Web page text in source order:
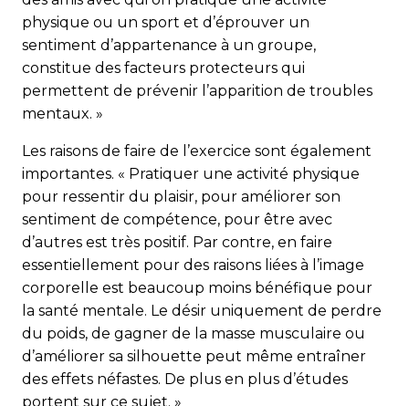
physique ou un sport et d’éprouver un
sentiment d’appartenance à un groupe,
constitue des facteurs protecteurs qui
permettent de prévenir l’apparition de troubles
mentaux. »
Les raisons de faire de l’exercice sont également
importantes. « Pratiquer une activité physique
pour ressentir du plaisir, pour améliorer son
sentiment de compétence, pour être avec
d’autres est très positif. Par contre, en faire
essentiellement pour des raisons liées à l’image
corporelle est beaucoup moins bénéfique pour
la santé mentale. Le désir uniquement de perdre
du poids, de gagner de la masse musculaire ou
d’améliorer sa silhouette peut même entraîner
des effets néfastes. De plus en plus d’études
portent sur ce sujet. »